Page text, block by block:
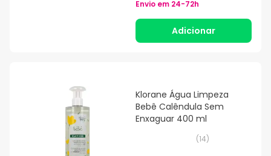
Envio em 24-72h
Adicionar
Klorane Água Limpeza
Bebê Calêndula Sem
Enxaguar 400 ml
(14)